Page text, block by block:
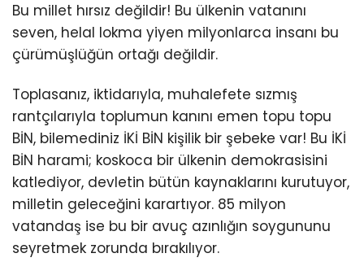
Bu millet hırsız değildir! Bu ülkenin vatanını
seven, helal lokma yiyen milyonlarca insanı bu
çürümüşlüğün ortağı değildir.
Toplasanız, iktidarıyla, muhalefete sızmış
rantçılarıyla toplumun kanını emen topu topu
BİN, bilemediniz İKİ BİN kişilik bir şebeke var! Bu İKİ
BİN harami; koskoca bir ülkenin demokrasisini
katlediyor, devletin bütün kaynaklarını kurutuyor,
milletin geleceğini karartıyor. 85 milyon
vatandaş ise bu bir avuç azınlığın soygununu
seyretmek zorunda bırakılıyor.